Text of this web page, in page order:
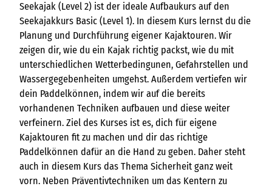
Seekajak (Level 2) ist der ideale Aufbaukurs auf den
Seekajakkurs Basic (Level 1). In diesem Kurs lernst du die
Planung und Durchführung eigener Kajaktouren. Wir
zeigen dir, wie du ein Kajak richtig packst, wie du mit
unterschiedlichen Wetterbedingunen, Gefahrstellen und
Wassergegebenheiten umgehst. Außerdem vertiefen wir
dein Paddelkönnen, indem wir auf die bereits
vorhandenen Techniken aufbauen und diese weiter
verfeinern. Ziel des Kurses ist es, dich für eigene
Kajaktouren fit zu machen und dir das richtige
Paddelkönnen dafür an die Hand zu geben. Daher steht
auch in diesem Kurs das Thema Sicherheit ganz weit
vorn. Neben Präventivtechniken um das Kentern zu